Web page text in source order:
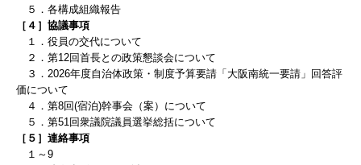
５．各構成組織報告
［４］協議事項
１．役員の交代について
２．第12回首長との政策懇談会について
３．2026年度自治体政策・制度予算要請「大阪南統一要請」回答評
価について
４．第8回(宿泊)幹事会（案）について
５．第51回衆議院議員選挙総括について
［５］連絡事項
１～9